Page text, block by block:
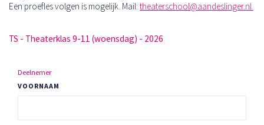
Een proefles volgen is mogelijk. Mail: theaterschool@aandeslinger.nl
TS - Theaterklas 9-11 (woensdag) - 2026
Deelnemer
VOORNAAM